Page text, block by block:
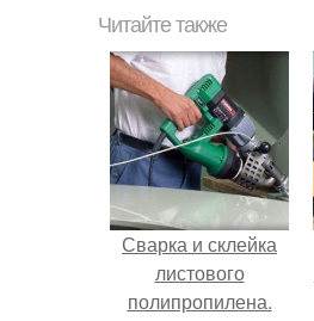
Читайте также
Сварка и склейка
листового
полипропилена.